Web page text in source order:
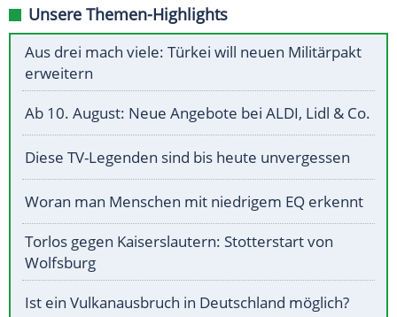
Unsere Themen-Highlights
Aus drei mach viele: Türkei will neuen Militärpakt
erweitern
Ab 10. August: Neue Angebote bei ALDI, Lidl & Co.
Diese TV-Legenden sind bis heute unvergessen
Woran man Menschen mit niedrigem EQ erkennt
Torlos gegen Kaiserslautern: Stotterstart von
Wolfsburg
Ist ein Vulkanausbruch in Deutschland möglich?